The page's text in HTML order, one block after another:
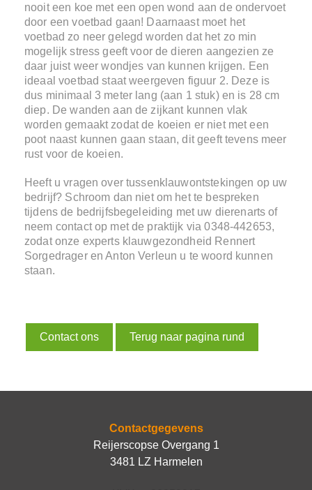
nooit een koe met een open wond aan de ondervoet
door een voetbad gaan! Daarnaast moet het
voetbad zo neer gelegd worden dat het zo min
mogelijk stress geeft voor de dieren aangezien ze
daar juist weer wondjes van kunnen krijgen. Een
ideaal voetbad staat weergeven figuur 2. Deze is
dus minimaal 3 meter lang (aan 1 stuk) en is 28 cm
diep. De wanden aan de zijkant kunnen vlak
worden gemaakt zodat de koeien er niet met een
poot naast kunnen gaan staan, dit geeft tevens meer
rust voor de koeien.
Heeft u vragen over tussenklauwontstekingen op uw
bedrijf? Schroom dan niet om het te bespreken
tijdens de bedrijfsbegeleiding met uw dierenarts of
neem contact op met de praktijk via 0348-442653,
zodat onze experts klauwgezondheid Rennert
Sorgedrager en Anton Verleun u te woord kunnen
staan.
Contact ons Terug naar pagina rund
Contactgegevens
Reijerscopse Overgang 1
3481 LZ Harmelen